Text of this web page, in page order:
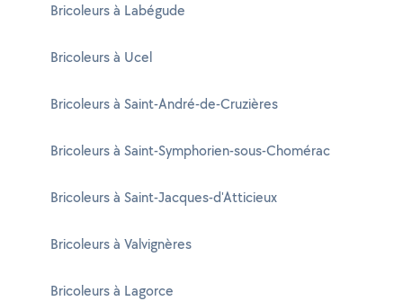
Bricoleurs à Labégude
Bricoleurs à Ucel
Bricoleurs à Saint-André-de-Cruzières
Bricoleurs à Saint-Symphorien-sous-Chomérac
Bricoleurs à Saint-Jacques-d'Atticieux
Bricoleurs à Valvignères
Bricoleurs à Lagorce